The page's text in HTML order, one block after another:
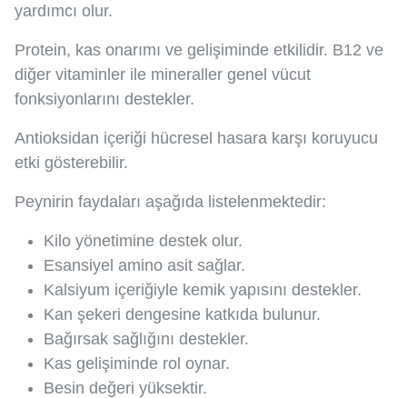
yardımcı olur.
Protein, kas onarımı ve gelişiminde etkilidir. B12 ve
diğer vitaminler ile mineraller genel vücut
fonksiyonlarını destekler.
Antioksidan içeriği hücresel hasara karşı koruyucu
etki gösterebilir.
Peynirin faydaları aşağıda listelenmektedir:
Kilo yönetimine destek olur.
Esansiyel amino asit sağlar.
Kalsiyum içeriğiyle kemik yapısını destekler.
Kan şekeri dengesine katkıda bulunur.
Bağırsak sağlığını destekler.
Kas gelişiminde rol oynar.
Besin değeri yüksektir.